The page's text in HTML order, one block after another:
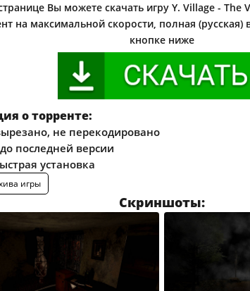
Вы можете скачать игру Y. Village - The
на максимальной скорости, полная (русская)
кнопке ниже
о торренте:
не перекодировано
последней версии
установка
игры
Скриншоты: